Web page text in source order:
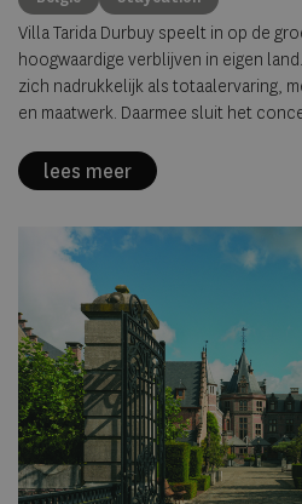
Villa Tarida Durbuy speelt in op de
hoogwaardige verblijven in eigen
zich nadrukkelijk als totaalervaring,
en maatwerk. Daarmee sluit het
volwaardig luxeproduct.
lees meer